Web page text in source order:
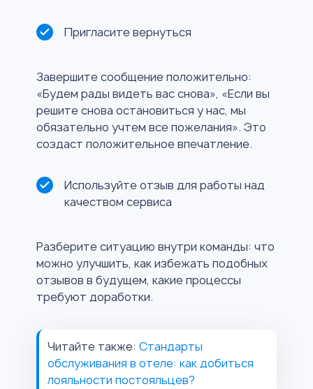
Пригласите вернуться
Завершите сообщение положительно:
«Будем рады видеть вас снова», «Если вы
решите снова остановиться у нас, мы
обязательно учтем все пожелания». Это
создаст положительное впечатление.
Используйте отзыв для работы над
качеством сервиса
Разберите ситуацию внутри команды: что
можно улучшить, как избежать подобных
отзывов в будущем, какие процессы
требуют доработки.
Читайте также: Стандарты
обслуживания в отеле: как добиться
лояльности постояльцев?